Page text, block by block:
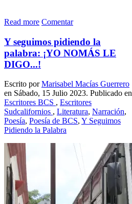
Read more Comentar
Y seguimos pidiendo la
palabra: ¡YO NOMÁS LE
DIGO...!
Escrito porMarisabel Mací­as Guerrero
en Sábado, 15 Julio 2023. Publicado en
Escritores BCS , Escritores
Sudcalifornios , Literatura, Narración,
Poesía, Poesía de BCS, Y Seguimos
Pidiendo la Palabra